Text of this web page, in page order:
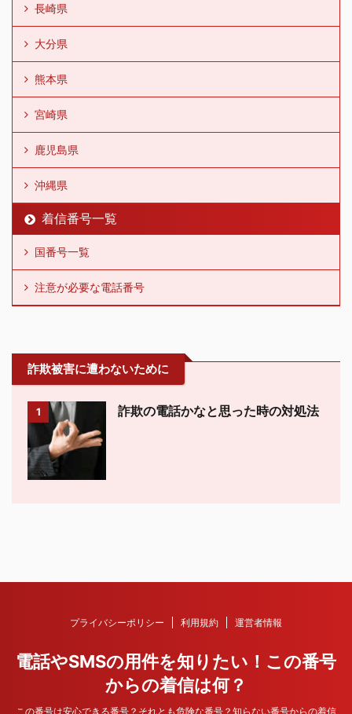
長崎県
大分県
熊本県
宮崎県
鹿児島県
沖縄県
着信番号一覧
国番号一覧
注意が必要な電話番号
詐欺被害に遭わないために
1 詐欺の電話かなと思った時の対処法
プライバシーポリシー 利用規約 運営者情報
電話やSMSの用件を知りたい！この番号
からの着信は何？
この番号は安心できる番号？それとも危険な番号？知らない番号からの着信